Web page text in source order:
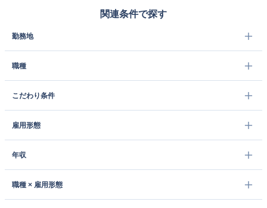
関連条件で探す
勤務地
職種
こだわり条件
雇用形態
年収
職種 × 雇用形態